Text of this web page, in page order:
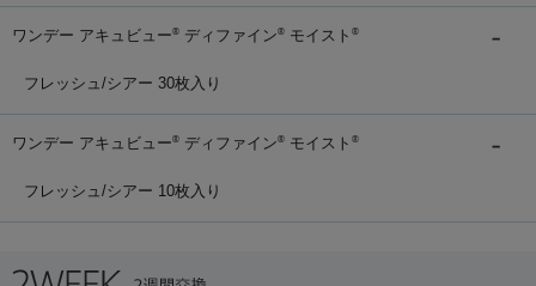
ワンデー アキュビュー® ディファイン® モイスト ®
フレッシュ/シアー 30枚入り
ワンデー アキュビュー® ディファイン® モイスト ®
フレッシュ/シアー 10枚入り